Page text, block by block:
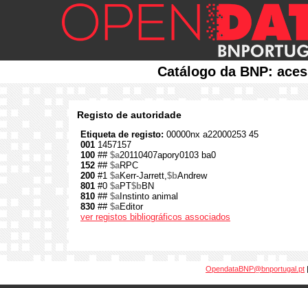
Catálogo da BNP:
Registo de autoridade
Etiqueta de registo: 00000nx a22000253 45
001 1457157
100 ## $a20110407apory0103 ba0
152 ## $aRPC
200 #1 $aKerr-Jarrett,$bAndrew
801 #0 $aPT$bBN
810 ## $aInstinto animal
830 ## $aEditor
ver registos bibliográficos associados
OpendataBNP@bnportugal.pt